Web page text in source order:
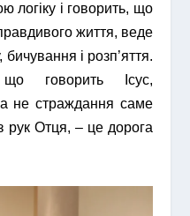
логіку і говорить, що
життя, веде
і розп’яття.
говорить Ісус,
а не страждання саме
рук Отця, – це дорога